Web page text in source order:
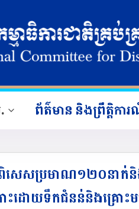
ព័ត៌មាន និងព្រឹត្តិកា
ទ័ពពិសេសប្រមាណ១២០នា
ោះដោយទឹកជំនន់និងគ្រោ